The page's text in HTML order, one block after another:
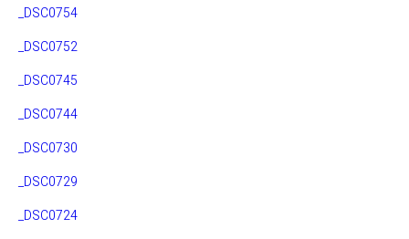
_DSC0754
_DSC0752
_DSC0745
_DSC0744
_DSC0730
_DSC0729
_DSC0724